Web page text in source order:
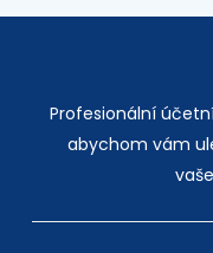
Profesionální
abychom vám